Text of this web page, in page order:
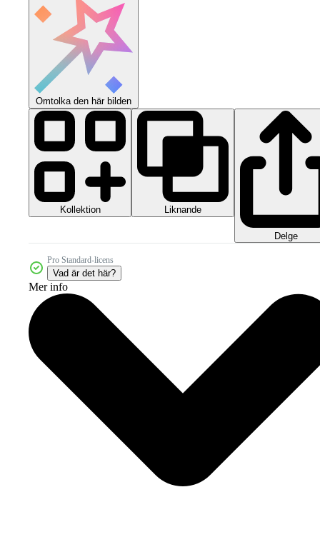
Omtolka den här bilden
Kollektion Liknande
Delge
Pro Standard-licens
Vad är det här?
Mer info